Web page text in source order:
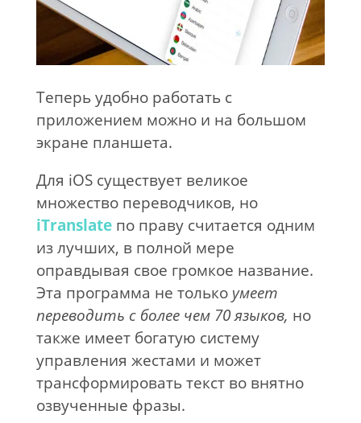
Теперь удобно работать с
приложением можно и на большом
экране планшета.
Для iOS существует великое
множество переводчиков, но
iTranslateпо праву считается одним
из лучших, в полной мере
оправдывая свое громкое название.
Эта программа не толькоумеет
переводить с более чем 70 языков, но
также имеет богатую систему
управления жестами и может
трансформировать текст во внятно
озвученные фразы.